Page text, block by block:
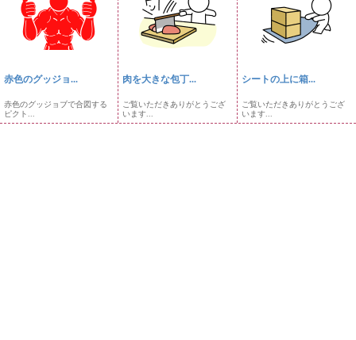
赤色のグッジョ...
赤色のグッジョブで合図する
ピクト...
肉を大きな包丁...
ご覧いただきありがとうござ
います...
シートの上に箱...
ご覧いただきありがとうござ
います...